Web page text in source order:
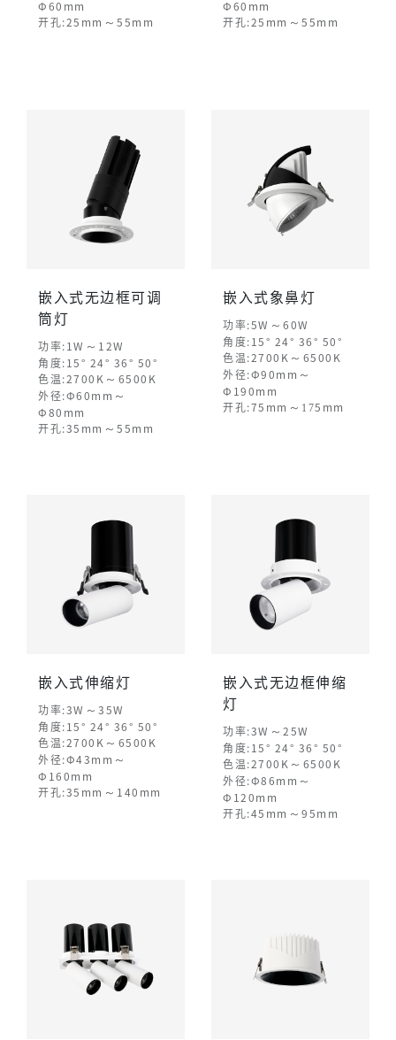
Φ60mm
开孔:25mm ～ 55mm
Φ60mm
开孔:25mm ～ 55mm
嵌入式无边框可调
筒灯
功率:1W ～ 12W
角度:15° 24° 36° 50°
色温:2700K ～ 6500K
外径:Φ60mm ～
Φ80mm
开孔:35mm ～ 55mm
嵌入式象鼻灯
功率:5W ～ 60W
角度:15° 24° 36° 50°
色温:2700K ～ 6500K
外径:Φ90mm ～
Φ190mm
开孔:75mm ～ 175mm
嵌入式伸缩灯
功率:3W ～ 35W
角度:15° 24° 36° 50°
色温:2700K ～ 6500K
外径:Φ43mm ～
Φ160mm
开孔:35mm ～ 140mm
嵌入式无边框伸缩
灯
功率:3W ～ 25W
角度:15° 24° 36° 50°
色温:2700K ～ 6500K
外径:Φ86mm ～
Φ120mm
开孔:45mm ～ 95mm